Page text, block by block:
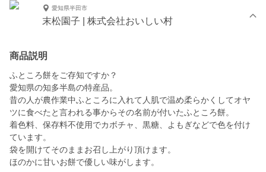
愛知県半田市
末松園子 | 株式会社おいしい村
商品説明
ふところ餅をご存知ですか？
愛知県の知多半島の特産品。
昔の人が農作業中ふところに入れて人肌で温め柔らかくしてオヤ
ツに食べたと言われる事からその名前が付いたふところ餅。
着色料、保存料不使用でカボチャ、黒糖、よもぎなどで色を付け
ています。
袋を開けてそのままお召し上がり頂けます。
ほのかに甘いお餅で優しい味がします。